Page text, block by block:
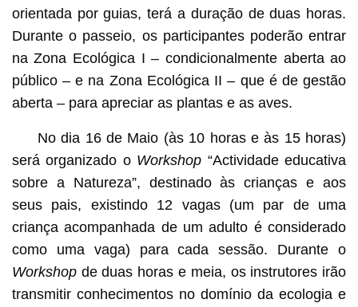
orientada por guias, terá a duração de duas horas.
Durante o passeio, os participantes poderão entrar
na Zona Ecológica I – condicionalmente aberta ao
público – e na Zona Ecológica II – que é de gestão
aberta – para apreciar as plantas e as aves.
No dia 16 de Maio (às 10 horas e às 15 horas)
será organizado o Workshop “Actividade educativa
sobre a Natureza”, destinado às crianças e aos
seus pais, existindo 12 vagas (um par de uma
criança acompanhada de um adulto é considerado
como uma vaga) para cada sessão. Durante o
Workshopde duas horas e meia, os instrutores irão
transmitir conhecimentos no domínio da ecologia e